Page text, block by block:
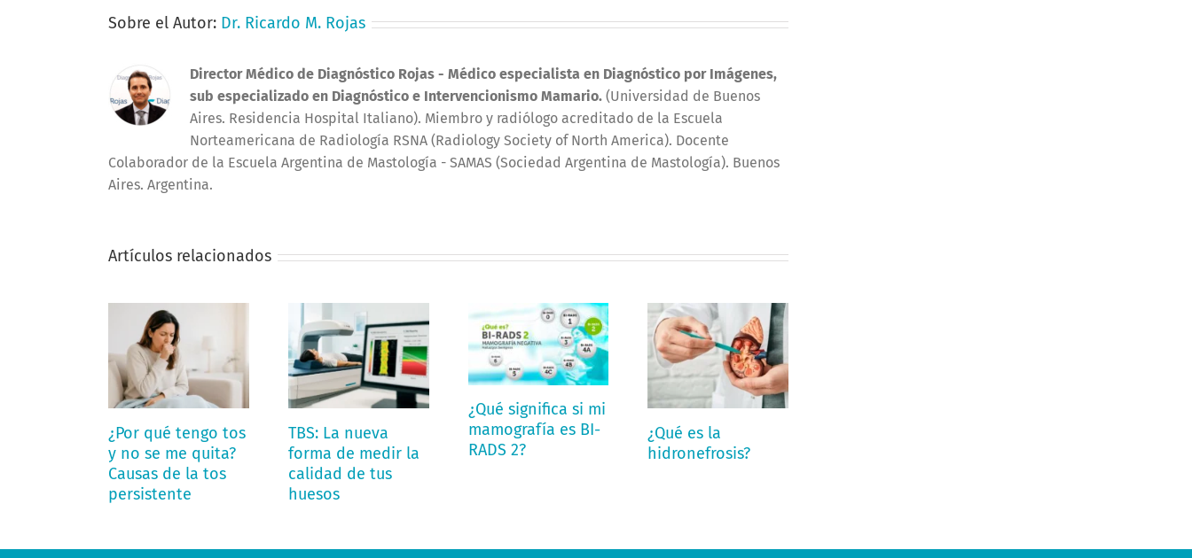
Sobre el Autor: Dr. Ricardo M. Rojas
Director Médico de Diagnóstico Rojas - Médico especialista en Diagnóstico por Imágenes,
sub especializado en Diagnóstico e Intervencionismo Mamario. (Universidad de Buenos
Aires. Residencia Hospital Italiano). Miembro y radiólogo acreditado de la Escuela
Norteamericana de Radiología RSNA (Radiology Society of North America). Docente
Colaborador de la Escuela Argentina de Mastología - SAMAS (Sociedad Argentina de Mastología). Buenos
Aires. Argentina.
Artículos relacionados
¿Por qué tengo tos
y no se me quita?
Causas de la tos
persistente
TBS: La nueva
forma de medir la
calidad de tus
huesos
¿Qué significa si mi
mamografía es BI-
RADS 2?
¿Qué es la
hidronefrosis?